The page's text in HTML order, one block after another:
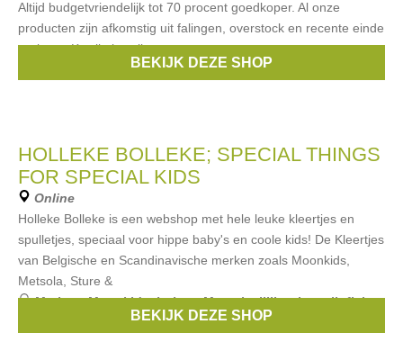
Altijd budgetvriendelijk tot 70 procent goedkoper. Al onze
producten zijn afkomstig uit falingen, overstock en recente einde
reeksen. Kwaliteitsvolle
,avent,Childwood, Koeka
BEKIJK DEZE SHOP
HOLLEKE BOLLEKE; SPECIAL THINGS
FOR SPECIAL KIDS
Online
Holleke Bolleke is een webshop met hele leuke kleertjes en
spulletjes, speciaal voor hippe baby's en coole kids! De Kleertjes
van Belgische en Scandinavische merken zoals Moonkids,
Metsola, Sture &
Merken:Moonkids,bobux,Metsola,lilliputiens,lipfish,
BEKIJK DEZE SHOP